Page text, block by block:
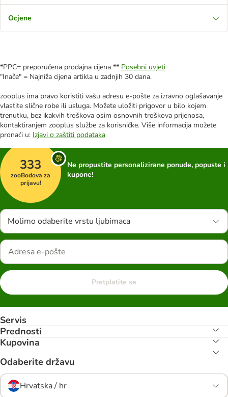
Ocjene
*PPC= preporučena prodajna cijena ** Posebni uvjeti
"Inače" = Najniža cijena artikla u zadnjih 30 dana.
zooplus ima pravo koristiti vašu adresu e-pošte za izravno oglašavanje
vlastite slične robe ili usluga. Možete uložiti prigovor u bilo kojem
trenutku, bez ikakvih troškova osim osnovnih troškova prijenosa,
kontaktiranjem zooplus službe za korisničke. Više informacija možete
pronaći u: Izjavi o zaštiti podataka
333
zooBodova za
prijavu!
Ne propustite personalizirane ponude, popuste i
kupone!
Molimo odaberite vrstu ljubimaca
Pretplatite se
Servis
Prednosti
Kupovina
Odaberite državu
Hrvatska / hr